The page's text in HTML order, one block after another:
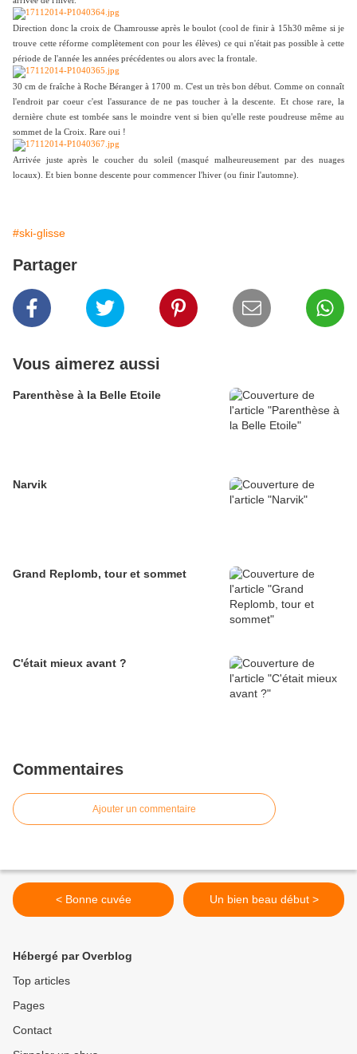
Direction donc la croix de Chamrousse après le boulot (cool de finir à 15h30 même si je
trouve cette réforme complètement con pour les élèves) ce qui n'était pas possible à cette
période de l'année les années précédentes ou alors avec la frontale.
30 cm de fraîche à Roche Béranger à 1700 m. C'est un très bon début. Comme on connaît
l'endroit par coeur c'est l'assurance de ne pas toucher à la descente. Et chose rare, la
dernière chute est tombée sans le moindre vent si bien qu'elle reste poudreuse même au
sommet de la Croix. Rare oui !
Arrivée juste après le coucher du soleil (masqué malheureusement par des nuages
locaux). Et bien bonne descente pour commencer l'hiver (ou finir l'automne).
#ski-glisse
Partager
Vous aimerez aussi
Parenthèse à la Belle Etoile
Narvik
Grand Replomb, tour et sommet
C'était mieux avant ?
Commentaires
Ajouter un commentaire
< Bonne cuvée Un bien beau début >
Hébergé par Overblog
Top articles
Pages
Contact